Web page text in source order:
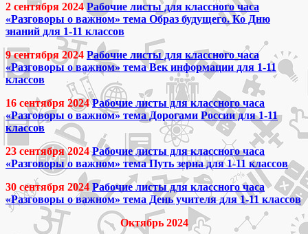
2 сентября 2024 Рабочие листы для классного часа
«Разговоры о важном» тема Образ будущего. Ко Дню
знаний для 1-11 классов
9 сентября 2024 Рабочие листы для классного часа
«Разговоры о важном» тема Век информации для 1-11
классов
16 сентября 2024 Рабочие листы для классного часа
«Разговоры о важном» тема Дорогами России для 1-11
классов
23 сентября 2024 Рабочие листы для классного часа
«Разговоры о важном» тема Путь зерна для 1-11 классов
30 сентября 2024 Рабочие листы для классного часа
«Разговоры о важном» тема День учителя для 1-11 классов
Октябрь 2024